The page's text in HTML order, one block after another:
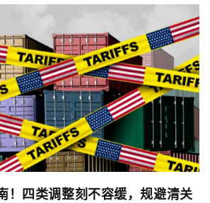
！四类调整刻不容缓，规避清关